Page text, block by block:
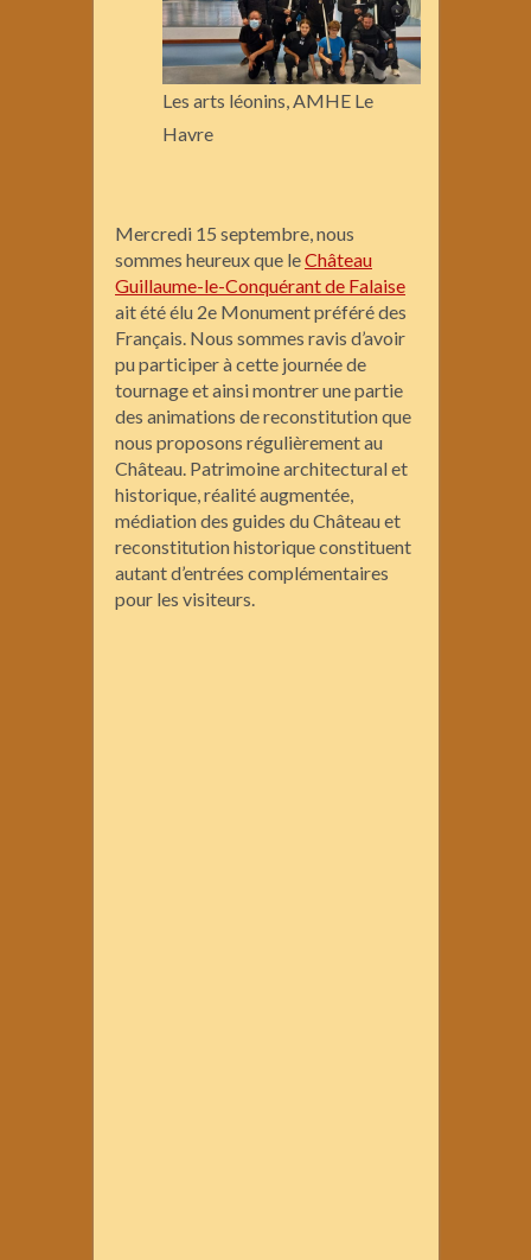
Les arts léonins, AMHE Le
Havre
Mercredi 15 septembre, nous
sommes heureux que leChâteau
Guillaume-le-Conquérant de Falaise
ait été élu 2e Monument préféré des
Français. Nous sommes ravis d’avoir
pu participer à cette journée de
tournage et ainsi montrer une partie
des animations de reconstitution que
nous proposons régulièrement au
Château. Patrimoine architectural et
historique, réalité augmentée,
médiation des guides du Château et
reconstitution historique constituent
autant d’entrées complémentaires
pour les visiteurs.